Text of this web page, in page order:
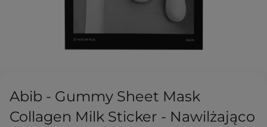
Abib - Gummy Sheet Mask
Collagen Milk Sticker - Nawilżająco